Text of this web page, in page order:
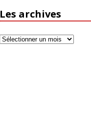
Les archives